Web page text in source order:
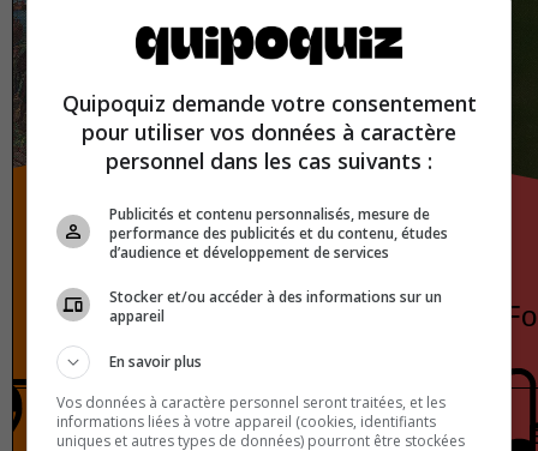
Historical myths that everyone
believes
History True or false
Quipoquiz demande votre consentement
pour utiliser vos données à caractère
personnel dans les cas suivants :
Publicités et contenu personnalisés, mesure de
performance des publicités et du contenu, études
d’audience et développement de services
Stocker et/ou accéder à des informations sur un
appareil
En savoir plus
Vos données à caractère personnel seront traitées, et les
informations liées à votre appareil (cookies, identifiants
uniques et autres types de données) pourront être stockées